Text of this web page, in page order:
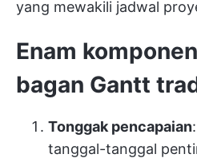
yang mewakili jadwal
Enam
bagan Gantt
Tonggak pencapaian
tanggal-tanggal